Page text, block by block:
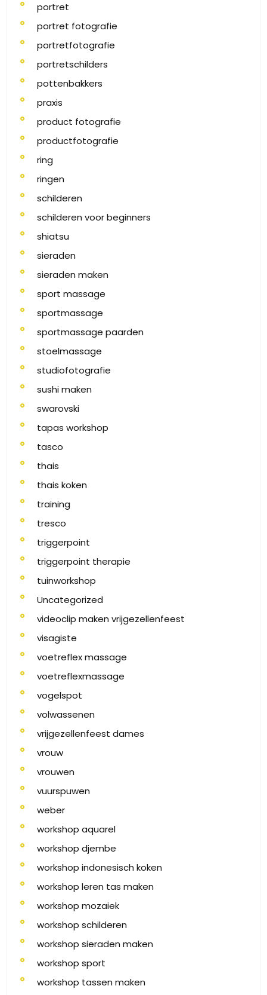
portret
portret fotografie
portretfotografie
portretschilders
pottenbakkers
praxis
product fotografie
productfotografie
ring
ringen
schilderen
schilderen voor beginners
shiatsu
sieraden
sieraden maken
sport massage
sportmassage
sportmassage paarden
stoelmassage
studiofotografie
sushi maken
swarovski
tapas workshop
tasco
thais
thais koken
training
tresco
triggerpoint
triggerpoint therapie
tuinworkshop
Uncategorized
videoclip maken vrijgezellenfeest
visagiste
voetreflex massage
voetreflexmassage
vogelspot
volwassenen
vrijgezellenfeest dames
vrouw
vrouwen
vuurspuwen
weber
workshop aquarel
workshop djembe
workshop indonesisch koken
workshop leren tas maken
workshop mozaiek
workshop schilderen
workshop sieraden maken
workshop sport
workshop tassen maken